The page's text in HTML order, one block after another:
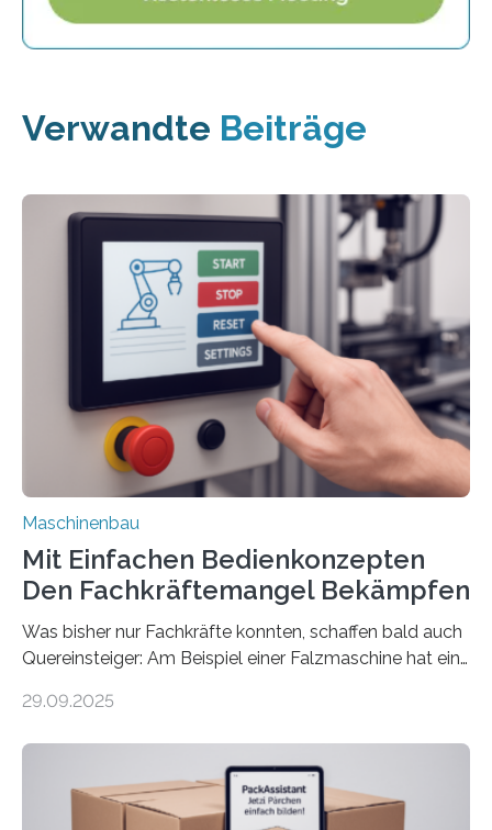
Verwandte Beiträge
Maschinenbau
Mit Einfachen Bedienkonzepten
Den Fachkräftemangel Bekämpfen
Was bisher nur Fachkräfte konnten, schaffen bald auch
Quereinsteiger: Am Beispiel einer Falzmaschine hat ein
Mensch-Maschine-Schnittstelle so sehr vereinfacht,
Die zugrunde liegende Methodik lässt sich auf alle
anderen Maschinen übertragen. Eine Falzmaschine
umzurüsten ist ein Job für echte Profis. Eine solche
29.09.2025